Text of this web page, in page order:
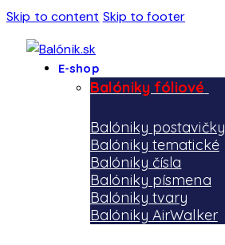
Skip to content Skip to footer
E-shop
Balóniky fóliové
Balóniky postavičky
Balóniky tematické
Balóniky čísla
Balóniky písmena
Balóniky tvary
Balóniky AirWalker